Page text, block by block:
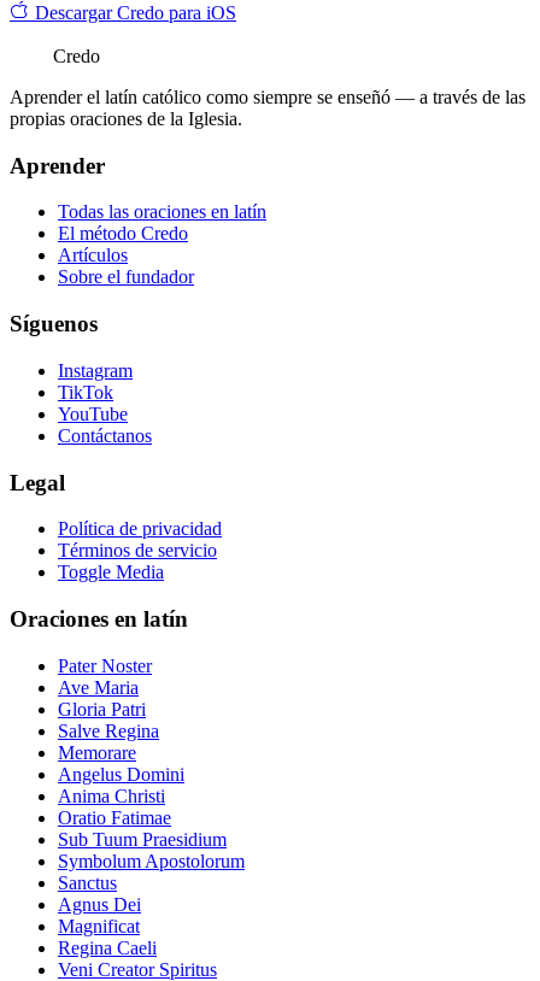
Descargar Credo para iOS
Credo
Aprender el latín católico como siempre se enseñó — a través de las
propias oraciones de la Iglesia.
Aprender
Todas las oraciones en latín
El método Credo
Artículos
Sobre el fundador
Síguenos
Instagram
TikTok
YouTube
Contáctanos
Legal
Política de privacidad
Términos de servicio
Toggle Media
Oraciones en latín
Pater Noster
Ave Maria
Gloria Patri
Salve Regina
Memorare
Angelus Domini
Anima Christi
Oratio Fatimae
Sub Tuum Praesidium
Symbolum Apostolorum
Sanctus
Agnus Dei
Magnificat
Regina Caeli
Veni Creator Spiritus